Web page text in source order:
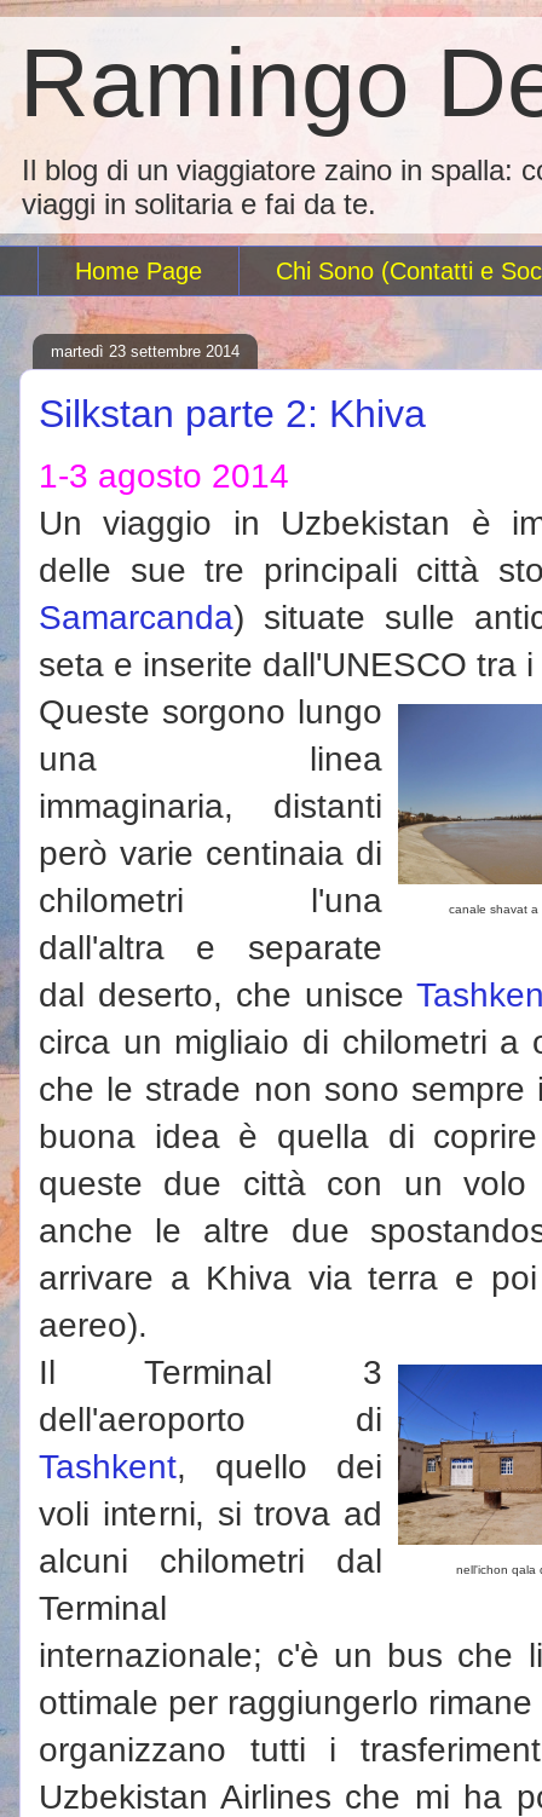
Ramingo
Il blog di un viaggiatore zaino in spalla:
viaggi in solitaria e fai da te.
Home Page Chi Sono (Contatti e
martedì 23 settembre 2014
Silkstan parte 2: Khiva
1-3 agosto 2014
Un viaggio in Uzbekistan è
delle sue tre principali città
Samarcanda) situate sulle
seta e inserite dall'UNESCO tra
canale shavat a
Queste sorgono lungo
una linea
immaginaria, distanti
però varie centinaia di
chilometri l'una
dall'altra e separate
dal deserto, che unisce
circa un migliaio di chilometri a
che le strade non sono sempre
buona idea è quella di
queste due città con un volo
anche le altre due
arrivare a Khiva via terra e
aereo).
nell'ichon qala
Il Terminal 3
dell'aeroporto di
Tashkent, quello dei
voli interni, si trova ad
alcuni chilometri dal
Terminal
internazionale; c'è un bus che
ottimale per raggiungerlo
organizzano tutti i
Uzbekistan Airlines che mi ha